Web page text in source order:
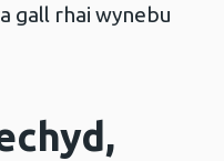
gall rhai wynebu